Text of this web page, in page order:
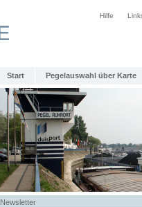
Hilfe
Start Pegelauswahl über Karte
Newsletter